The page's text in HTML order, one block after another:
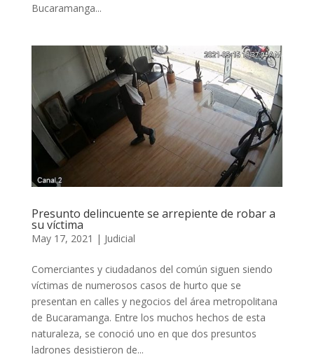
Bucaramanga...
Presunto delincuente se arrepiente de robar a
su víctima
May 17, 2021 | Judicial
Comerciantes y ciudadanos del común siguen siendo
víctimas de numerosos casos de hurto que se
presentan en calles y negocios del área metropolitana
de Bucaramanga. Entre los muchos hechos de esta
naturaleza, se conoció uno en que dos presuntos
ladrones desistieron de...